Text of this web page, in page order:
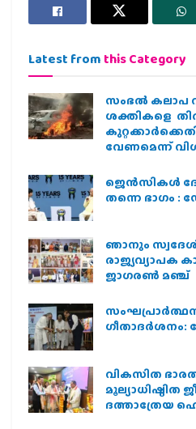
Latest from this Category
സംഭൽ കലാപ
ശക്തികളെ
വേണമെന്ന്
ജെന്‍സികള്‍
തന്നെ ഭാഗം
ഞാനും
രാജ്യവ്യാപക
ജാഗരണ്‍ മഞ്ച്
വികസിത
മൂല്യാധിഷ്ഠിത
ദത്താത്രേയ